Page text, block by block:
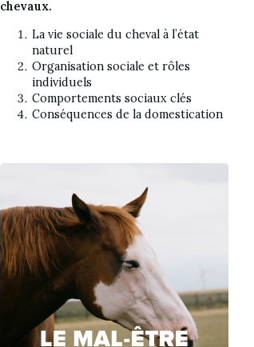
chevaux.
La vie sociale du cheval à l’état
naturel
Organisation sociale et rôles
individuels
Comportements sociaux clés
Conséquences de la domestication